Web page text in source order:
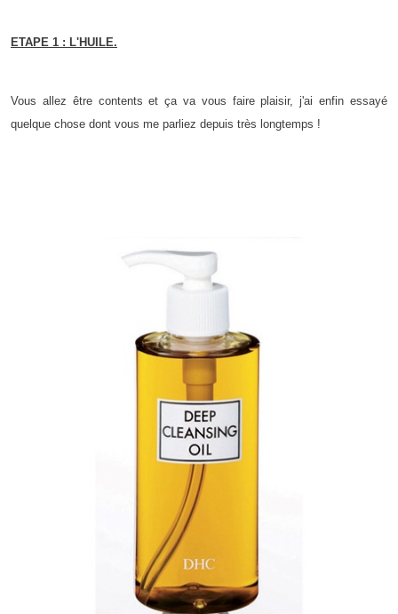
ETAPE 1 : L'HUILE.
Vous allez être contents et ça va vous faire plaisir, j'ai enfin essayé
quelque chose dont vous me parliez depuis très longtemps !